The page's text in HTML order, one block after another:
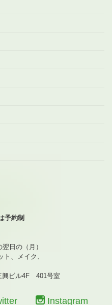
予約制
日の（月）
、メイク、
興ビル4F 401号室
Instagram